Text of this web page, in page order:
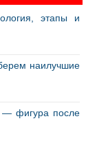
этапы и
наилучшие
— фигура после